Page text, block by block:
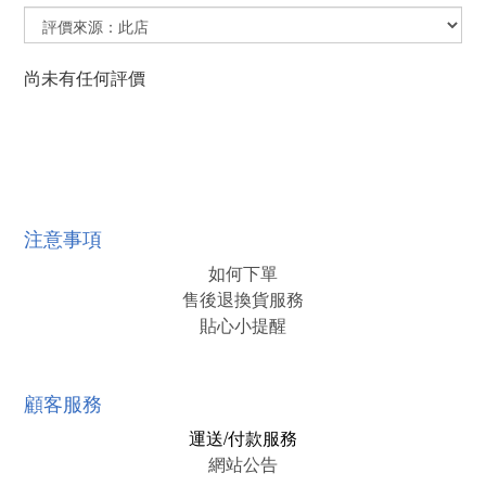
尚未有任何評價
注意事項
如何下單
售後退換貨服務
貼心小提醒
顧客服務
運送/付款服務
網站公告